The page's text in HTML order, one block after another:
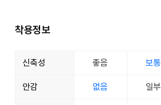
착용정보
신축성 좋음 보통
안감 없음 일부